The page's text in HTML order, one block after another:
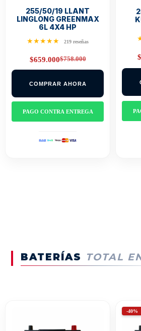
255/50/19 LLANT
LINGLONG GREENMAX
6L 4X4 HP
★★★★★ 219 reseñas
$758.000
Original
price
$758.000.
$659.000Current
price
$659.000.
COMPRAR AHORA
PAGO CONTRA ENTREGA
$
BATERÍAS TOTAL
-40%